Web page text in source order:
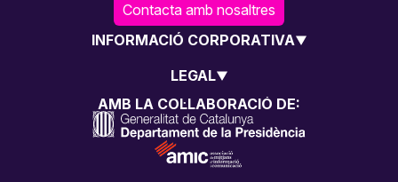
Contacta amb nosaltres
INFORMACIÓ CORPORATIVA
LEGAL
AMB LA COL·LABORACIÓ DE: